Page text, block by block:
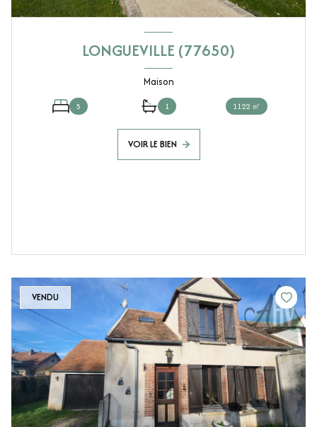
LONGUEVILLE (77650)
Maison
5 1 1122 ㎡
VOIR LE BIEN
VENDU